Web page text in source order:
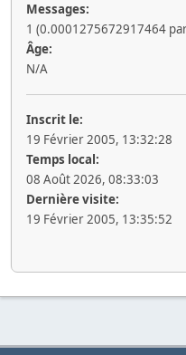
Messages:
1 (0.0001275672917464
Âge:
N/A
Inscrit le:
19 Février 2005, 13:32:28
Temps local:
08 Août 2026, 08:33:03
Dernière visite:
19 Février 2005, 13:35:52